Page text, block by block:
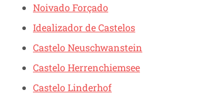
Noivado Forçado
Idealizador de Castelos
Castelo Neuschwanstein
Castelo Herrenchiemsee
Castelo Linderhof